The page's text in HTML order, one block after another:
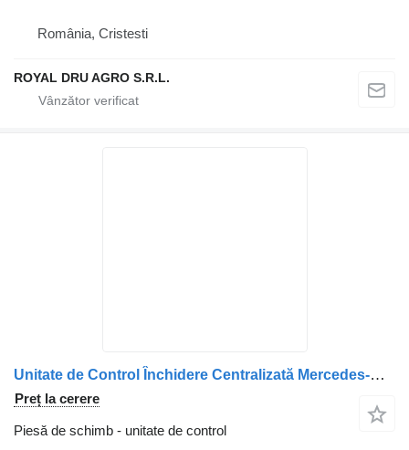
România, Cristesti
ROYAL DRU AGRO S.R.L.
Unitate de Control Închidere Centralizată Mercedes-Benz A0004461 pentru camion VDO
Preț la cerere
Piesă de schimb - unitate de control